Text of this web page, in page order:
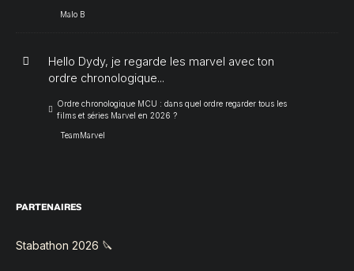
Malo B
Hello Dydy, je regarde les marvel avec ton
ordre chronologique...
Ordre chronologique MCU : dans quel ordre regarder tous les
films et séries Marvel en 2026 ?
TeamMarvel
PARTENAIRES
Stabathon 2026 🔪